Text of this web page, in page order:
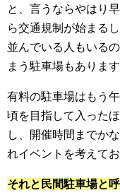
と、言うならやはり
ら交通規制が始まる
並んでいる人もいる
まう駐車場もあります
有料の駐車場はもう
頃を目指して入った
し、開催時間までか
れイベントを考えて
それと民間駐車場と